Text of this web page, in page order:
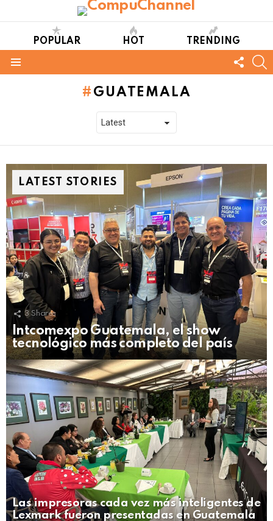
POPULAR HOT TRENDING
US
GUATEMALA
LATEST STORIES
3 Shares
Intcomexpo Guatemala, el show
tecnológico más completo del país
Las impresoras cada vez más inteligentes de
Lexmark fueron presentadas en Guatemala